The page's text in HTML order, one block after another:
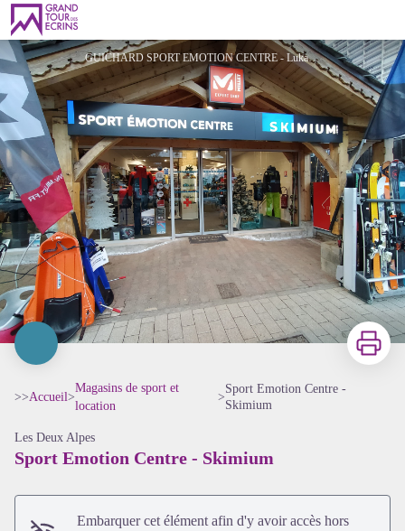
Sport Emotion Centre - Skimium
GUICHARD SPORT EMOTION CENTRE - Luka Leroy OT2Alpes
Imprimer
>>Accueil>
Magasins de sport et
location
>
Sport Emotion Centre -
Skimium
Les Deux Alpes
Sport Emotion Centre - Skimium
Embarquer cet élément afin d'y avoir accès hors